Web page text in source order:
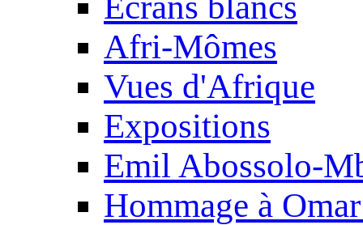
Afri-Mômes
Vues d'Afrique
Expositions
Emil Abossolo-
Hommage à